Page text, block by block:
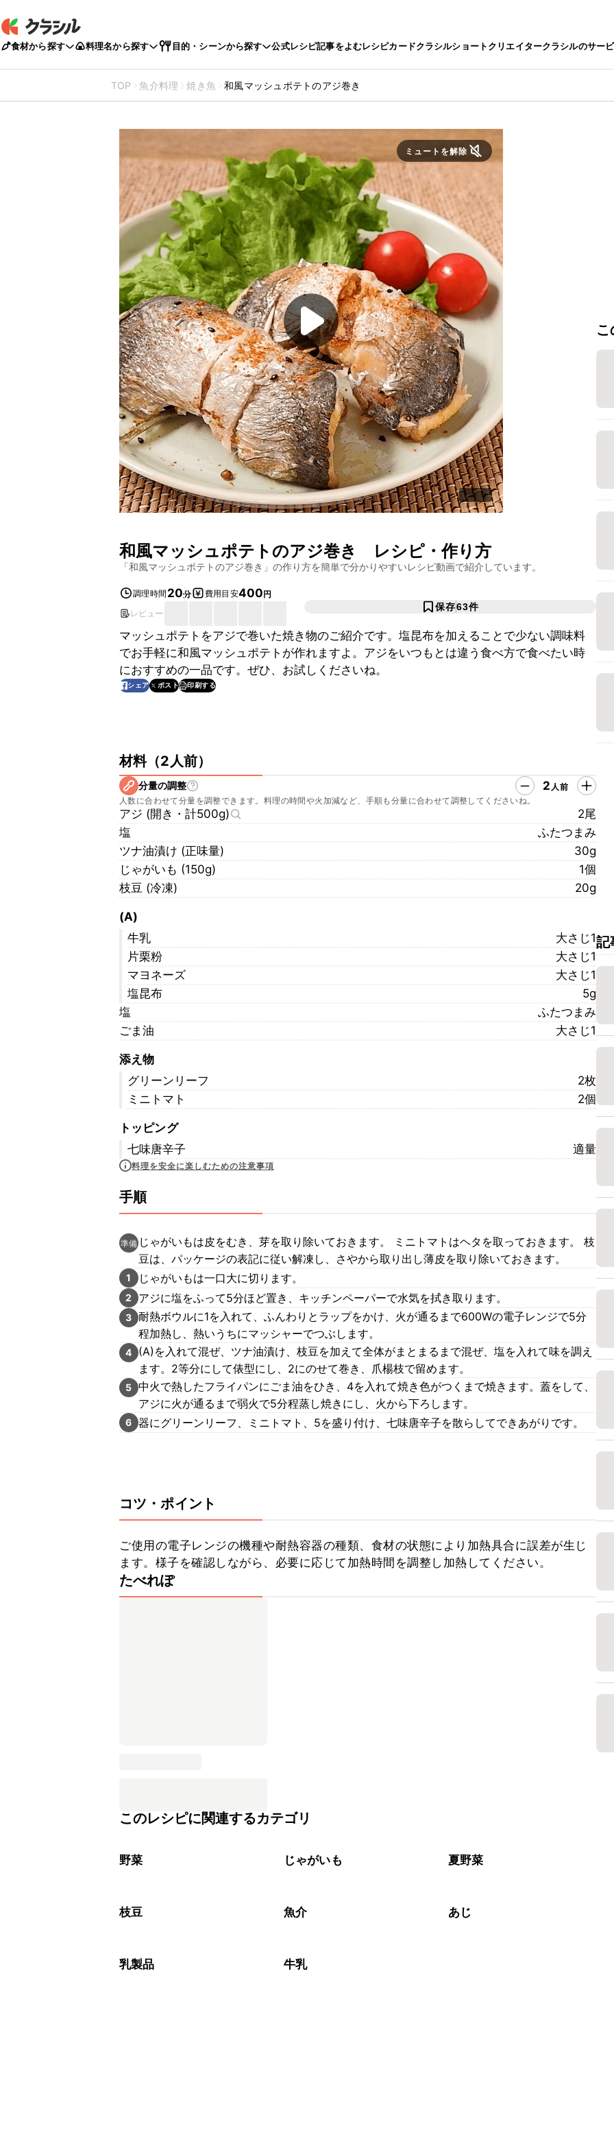
食材から探す 料理名から探す 目的・シーンから探す 公式レシピ記事をよむレシピカードクラシルショートクリエイタークラシルのサー
TOP 魚介料理 焼き魚 和風マッシュポテトのアジ巻き
ミュートを解除
和風マッシュポテトのアジ巻き レシピ・作り方
「和風マッシュポテトのアジ巻き 」の作り方を簡単で分かりやすいレシピ動画で紹介しています。
調理時間 20分 費用目安400円
レビュー
保存63件
マッシュポテトをアジで巻いた焼き物のご紹介です。塩昆布を加えることで少ない調味料
でお手軽に和風マッシュポテトが作れますよ。アジをいつもとは違う食べ方で食べたい時
におすすめの一品です。ぜひ、お試しくださいね。
シェア ポスト 印刷する
材料（2人前）
分量の調整 2 人前
人数に合わせて分量を調整できます。料理の時間や火加減など、手順も分量に合わせて調整してくださいね。
アジ (開き・計500g)
2尾
塩
ふたつまみ
ツナ油漬け (正味量)
30g
じゃがいも (150g)
1個
枝豆 (冷凍)
20g
(A)
牛乳
大さじ1
片栗粉
大さじ1
マヨネーズ
大さじ1
塩昆布
5g
塩
ふたつまみ
ごま油
大さじ1
添え物
グリーンリーフ
2枚
ミニトマト
2個
トッピング
七味唐辛子
適量
料理を安全に楽しむための注意事項
手順
準備 じゃがいもは皮をむき、芽を取り除いておきます。 ミニトマトはヘタを取っておきます。 枝
豆は、パッケージの表記に従い解凍し、さやから取り出し薄皮を取り除いておきます。
1 じゃがいもは一口大に切ります。
2 アジに塩をふって5分ほど置き、キッチンペーパーで水気を拭き取ります。
3 耐熱ボウルに1を入れて、ふんわりとラップをかけ、火が通るまで600Wの電子レンジで5分
程加熱し、熱いうちにマッシャーでつぶします。
4
(A)を入れて混ぜ、ツナ油漬け、枝豆を加えて全体がまとまるまで混ぜ、塩を入れて味を調え
ます。2等分にして俵型にし、2にのせて巻き、爪楊枝で留めます。
5 中火で熱したフライパンにごま油をひき、4を入れて焼き色がつくまで焼きます。蓋をして、
アジに火が通るまで弱火で5分程蒸し焼きにし、火から下ろします。
6 器にグリーンリーフ、ミニトマト、5を盛り付け、七味唐辛子を散らしてできあがりです。
コツ・ポイント
ご使用の電子レンジの機種や耐熱容器の種類、食材の状態により加熱具合に誤差が生じ
ます。様子を確認しながら、必要に応じて加熱時間を調整し加熱してください。
たべれぽ
このレシピに関連するカテゴリ
野菜 じゃがいも 夏野菜
枝豆 魚介 あじ
乳製品 牛乳
記